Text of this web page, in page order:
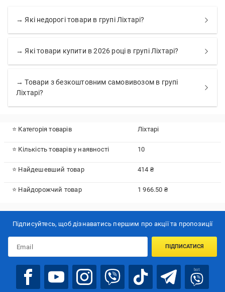
→ Які недорогі товари в групі Ліхтарі?
→ Які товари купити в 2026 році в групі Ліхтарі?
→ Товари з безкоштовним самовивозом в групі
Ліхтарі?
⭐ Категорія товарів Ліхтарі
⭐ Кількість товарів у наявності 10
⭐ Найдешевший товар 414 ₴
⭐ Найдорожчий товар 1 966.50 ₴
Підписуйтесь, щоб дізнаватись першим про акції та пропозиції
ПІДПИСАТИСЯ
bot